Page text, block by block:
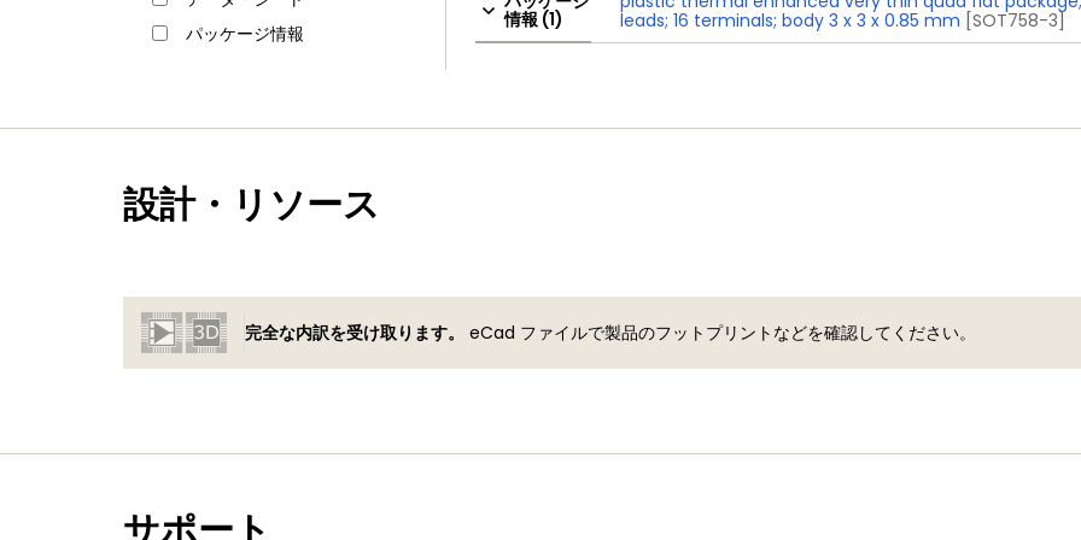
パッケージ情報
情報 (1)
leads; 16 terminals; body 3 x 3 x 0.85 mm [SOT758-3]
設計・リソース
完全な内訳を受け取ります。 eCad ファイルで製品のフットプリントなどを確認してください。